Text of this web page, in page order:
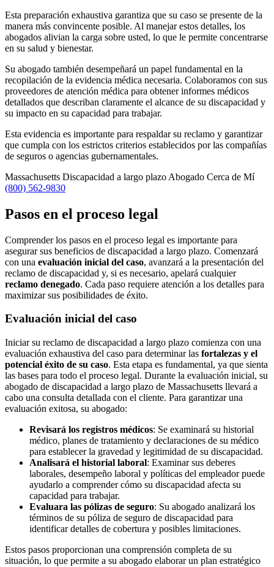
Esta preparación exhaustiva garantiza que su caso se presente de la
manera más convincente posible. Al manejar estos detalles, los
abogados alivian la carga sobre usted, lo que le permite concentrarse
en su salud y bienestar.
Su abogado también desempeñará un papel fundamental en la
recopilación de la evidencia médica necesaria. Colaboramos con sus
proveedores de atención médica para obtener informes médicos
detallados que describan claramente el alcance de su discapacidad y
su impacto en su capacidad para trabajar.
Esta evidencia es importante para respaldar su reclamo y garantizar
que cumpla con los estrictos criterios establecidos por las compañías
de seguros o agencias gubernamentales.
Massachusetts Discapacidad a largo plazo Abogado Cerca de Mí
(800) 562-9830
Pasos en el proceso legal
Comprender los pasos en el proceso legal es importante para
asegurar sus beneficios de discapacidad a largo plazo. Comenzará
con una evaluación inicial del caso, avanzará a la presentación del
reclamo de discapacidad y, si es necesario, apelará cualquier
reclamo denegado. Cada paso requiere atención a los detalles para
maximizar sus posibilidades de éxito.
Evaluación inicial del caso
Iniciar su reclamo de discapacidad a largo plazo comienza con una
evaluación exhaustiva del caso para determinar las fortalezas y el
potencial éxito de su caso. Esta etapa es fundamental, ya que sienta
las bases para todo el proceso legal. Durante la evaluación inicial, su
abogado de discapacidad a largo plazo de Massachusetts llevará a
cabo una consulta detallada con el cliente. Para garantizar una
evaluación exitosa, su abogado:
Revisará los registros médicos: Se examinará su historial
médico, planes de tratamiento y declaraciones de su médico
para establecer la gravedad y legitimidad de su discapacidad.
Analisará el historial laboral: Examinar sus deberes
laborales, desempeño laboral y políticas del empleador puede
ayudarlo a comprender cómo su discapacidad afecta su
capacidad para trabajar.
Evaluara las pólizas de seguro: Su abogado analizará los
términos de su póliza de seguro de discapacidad para
identificar detalles de cobertura y posibles limitaciones.
Estos pasos proporcionan una comprensión completa de su
situación, lo que permite a su abogado elaborar un plan estratégico